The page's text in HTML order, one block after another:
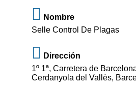
Nombre
Selle Control De Plagas
Dirección
1º 1ª, Carretera de
Cerdanyola del Vallès,